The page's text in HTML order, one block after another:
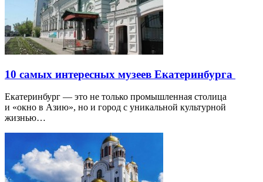
10 самых интересных музеев Екатеринбурга
Екатеринбург — это не только промышленная столица
и «окно в Азию», но и город с уникальной культурной
жизнью…